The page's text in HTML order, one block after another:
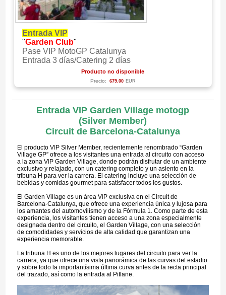
Entrada VIP
"Garden Club"
Pase VIP MotoGP Catalunya
Entrada 3 días/Catering 2 días
Producto no disponible
Precio: 679.00 EUR
Entrada VIP Garden Village motogp
(Silver Member)
Circuit de Barcelona-Catalunya
El producto VIP Silver Member, recientemente renombrado “Garden
Village GP” ofrece a los visitantes una entrada al circuito con acceso
a la zona VIP Garden Village, donde podrán disfrutar de un ambiente
exclusivo y relajado, con un catering completo y un asiento en la
tribuna H para ver la carrera. El catering incluye una selección de
bebidas y comidas gourmet para satisfacer todos los gustos.
El Garden Village es un área VIP exclusiva en el Circuit de
Barcelona-Catalunya, que ofrece una experiencia única y lujosa para
los amantes del automovilismo y de la Fórmula 1. Como parte de esta
experiencia, los visitantes tienen acceso a una zona especialmente
designada dentro del circuito, el Garden Village, con una selección
de comodidades y servicios de alta calidad que garantizan una
experiencia memorable.
La tribuna H es uno de los mejores lugares del circuito para ver la
carrera, ya que ofrece una vista panorámica de las curvas del estadio
y sobre todo la importantísima última curva antes de la recta principal
del trazado, así como la entrada al Pitlane.